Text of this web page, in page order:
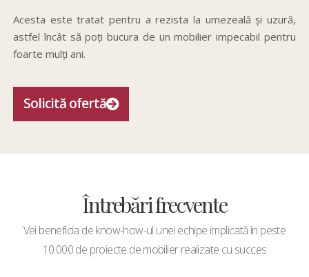
Acesta este tratat pentru a rezista la umezeală și uzură,
astfel încât să poți bucura de un mobilier impecabil pentru
foarte mulți ani.
Solicită ofertă
Întrebări frecvente
Vei beneficia de know-how-ul unei echipe implicată în peste
10.000 de proiecte de mobilier realizate cu succes